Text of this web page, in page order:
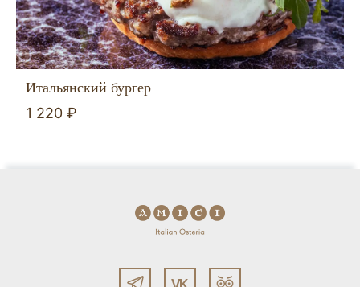
Итальянский бургер
1 220 ₽